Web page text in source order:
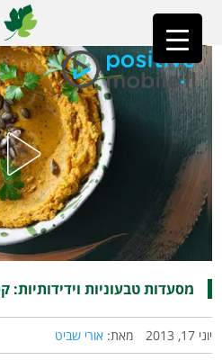
ראשי»פוסט נבחר מסעדות טבעוניות
מסעדות טבעוניות
יוני 17, 2013 מאת: אורי שביט